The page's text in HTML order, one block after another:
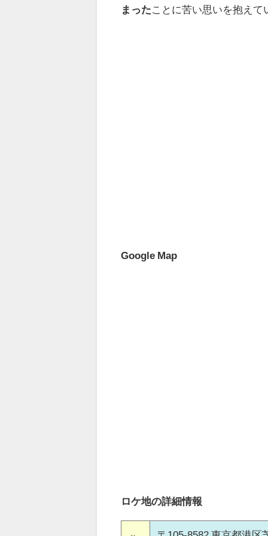
まった ことに苦い思いを抱えて
Google Map
ロケ地の詳細情報